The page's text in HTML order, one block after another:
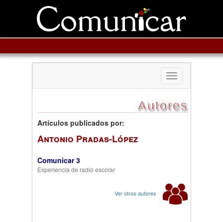
Toggle
navigation
Autores
Artículos publicados por:
Antonio Pradas-López
Comunicar 3
Experiencia de radio escolar
Ver otros autores